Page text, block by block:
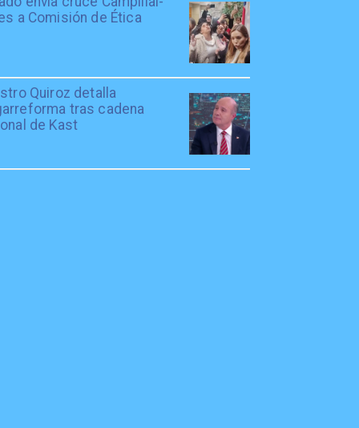
a Comisión de Ética
Quiroz detalla
tras cadena
de Kast